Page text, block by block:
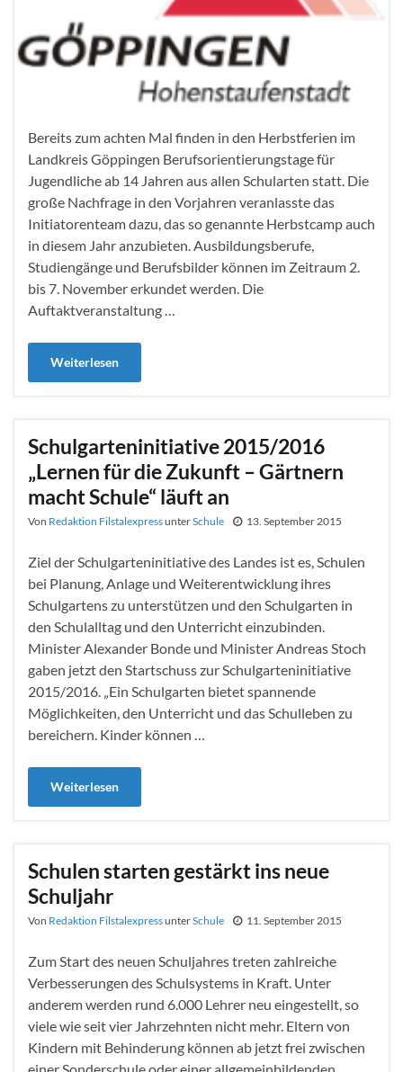
Bereits zum achten Mal finden in den Herbstferien im
Landkreis Göppingen Berufsorientierungstage für
Jugendliche ab 14 Jahren aus allen Schularten statt. Die
große Nachfrage in den Vorjahren veranlasste das
Initiatorenteam dazu, das so genannte Herbstcamp auch
in diesem Jahr anzubieten. Ausbildungsberufe,
Studiengänge und Berufsbilder können im Zeitraum 2.
bis 7. November erkundet werden. Die
Auftaktveranstaltung …
Weiterlesen
Schulgarteninitiative 2015/2016
„Lernen für die Zukunft – Gärtnern
macht Schule“ läuft an
Von Redaktion FilstalexpressunterSchule 13. September 2015
Ziel der Schulgarteninitiative des Landes ist es, Schulen
bei Planung, Anlage und Weiterentwicklung ihres
Schulgartens zu unterstützen und den Schulgarten in
den Schulalltag und den Unterricht einzubinden.
Minister Alexander Bonde und Minister Andreas Stoch
gaben jetzt den Startschuss zur Schulgarteninitiative
2015/2016. „Ein Schulgarten bietet spannende
Möglichkeiten, den Unterricht und das Schulleben zu
bereichern. Kinder können …
Weiterlesen
Schulen starten gestärkt ins neue
Schuljahr
Von Redaktion FilstalexpressunterSchule 11. September 2015
Zum Start des neuen Schuljahres treten zahlreiche
Verbesserungen des Schulsystems in Kraft. Unter
anderem werden rund 6.000 Lehrer neu eingestellt, so
viele wie seit vier Jahrzehnten nicht mehr. Eltern von
Kindern mit Behinderung können ab jetzt frei zwischen
einer Sonderschule oder einer allgemeinbildenden